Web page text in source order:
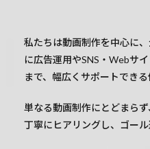
私たちは動画制作を中心に
に広告運用やSNS・Webサ
まで、幅広くサポートできる
単なる動画制作にとどまら
丁寧にヒアリングし、ゴー